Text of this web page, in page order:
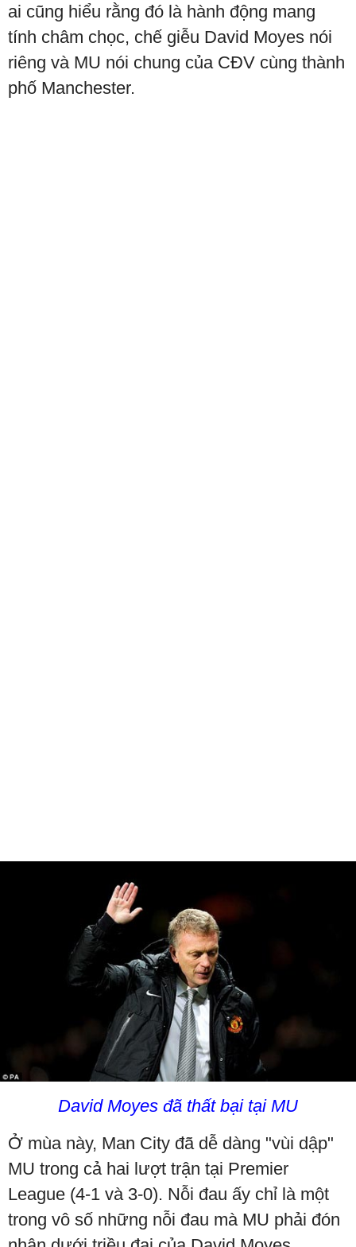
ai cũng hiểu rằng đó là hành động mang
tính châm chọc, chế giễu David Moyes nói
riêng và MU nói chung của CĐV cùng thành
phố Manchester.
David Moyes đã thất bại tại MU
Ở mùa này, Man City đã dễ dàng "vùi dập"
MU trong cả hai lượt trận tại Premier
League (4-1 và 3-0). Nỗi đau ấy chỉ là một
trong vô số những nỗi đau mà MU phải đón